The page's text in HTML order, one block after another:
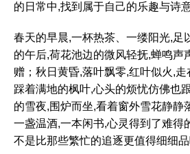
的日常中,找到属于自己的乐趣与诗意
春天的早晨,一杯热茶、一缕阳光,足
的午后,荷花池边的微风轻抚,蝉鸣声
赠；秋日黄昏,落叶飘零,红叶似火,
踩着满地的枫叶,心头的烦忧仿佛也
的雪夜,围炉而坐,看着窗外雪花静静
一盏温酒,一本闲书,心灵得到了难得
不是比那些繁忙的追逐更值得细细